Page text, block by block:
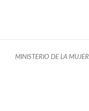
MINISTERIO DE LA MUJER